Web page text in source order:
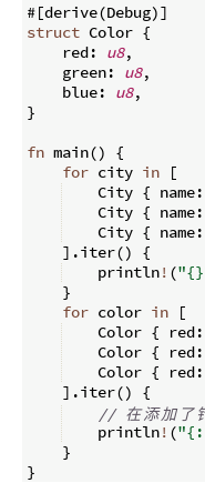
#[derive(Debug)]
struct Color {
    red
: u8,
    green
: u8,
    blue
: u8,
}
fn main()
{
for city in
[
    City
{ name:
    City
{ name:
    City
{ name:
] .iter()
{
    println
! (
}
for color in
[
    Color
{ red:
    Color
{ red:
    Color
{ red:
] .iter()
{
// 在添加 了
    println
! (
}
}